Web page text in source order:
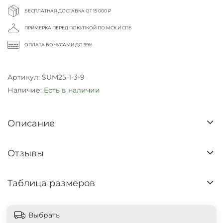
БЕСПЛАТНАЯ ДОСТАВКА ОТ 15 000 ₽
ПРИМЕРКА ПЕРЕД ПОКУПКОЙ ПО МСК И СПБ
ОПЛАТА БОНУСАМИ ДО 99%
Артикул: SUM25-1-3-9
Наличие: Есть в наличии
Описание
Отзывы
Таблица размеров
Выбрать